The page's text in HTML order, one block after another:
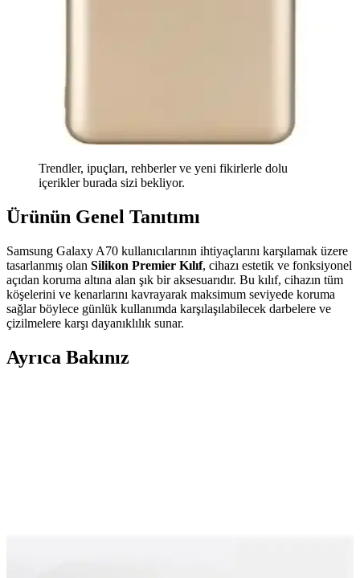
Trendler, ipuçları, rehberler ve yeni fikirlerle dolu
içerikler burada sizi bekliyor.
Ürünün Genel Tanıtımı
Samsung Galaxy A70 kullanıcılarının ihtiyaçlarını karşılamak üzere
tasarlanmış olan Silikon Premier Kılıf, cihazı estetik ve fonksiyonel
açıdan koruma altına alan şık bir aksesuarıdır. Bu kılıf, cihazın tüm
köşelerini ve kenarlarını kavrayarak maksimum seviyede koruma
sağlar böylece günlük kullanımda karşılaşılabilecek darbelere ve
çizilmelere karşı dayanıklılık sunar.
Ayrıca Bakınız